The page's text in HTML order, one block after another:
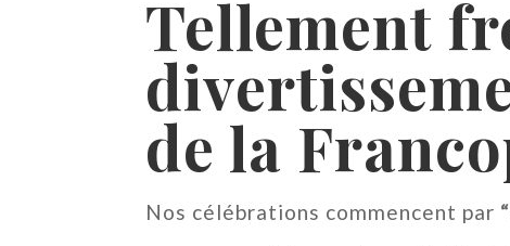
Tellement
de la
Nos célébrations commencent par